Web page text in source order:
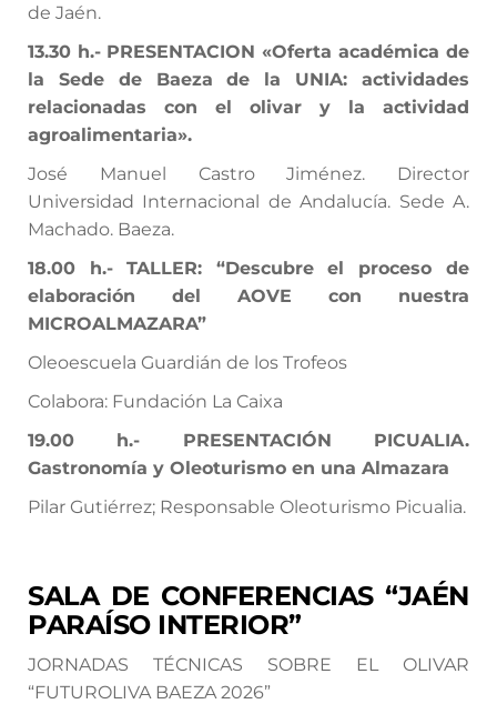
de Jaén.
13.30 h.- PRESENTACION «Oferta académica de
la Sede de Baeza de la UNIA: actividades
relacionadas con el olivar y la actividad
agroalimentaria».
José Manuel Castro Jiménez. Director
Universidad Internacional de Andalucía. Sede A.
Machado. Baeza.
18.00 h.-
TALLER: “Descubre el proceso de
elaboración del AOVE con nuestra
MICROALMAZARA”
Oleoescuela Guardián de los Trofeos
Colabora: Fundación La Caixa
19.00 h.- PRESENTACIÓN PICUALIA.
Gastronomía y Oleoturismo en una Almazara
Pilar Gutiérrez; Responsable Oleoturismo Picualia.
SALA DE CONFERENCIAS “JAÉN
PARAÍSO INTERIOR”
JORNADAS TÉCNICAS SOBRE EL OLIVAR
“FUTUROLIVA BAEZA 2026”